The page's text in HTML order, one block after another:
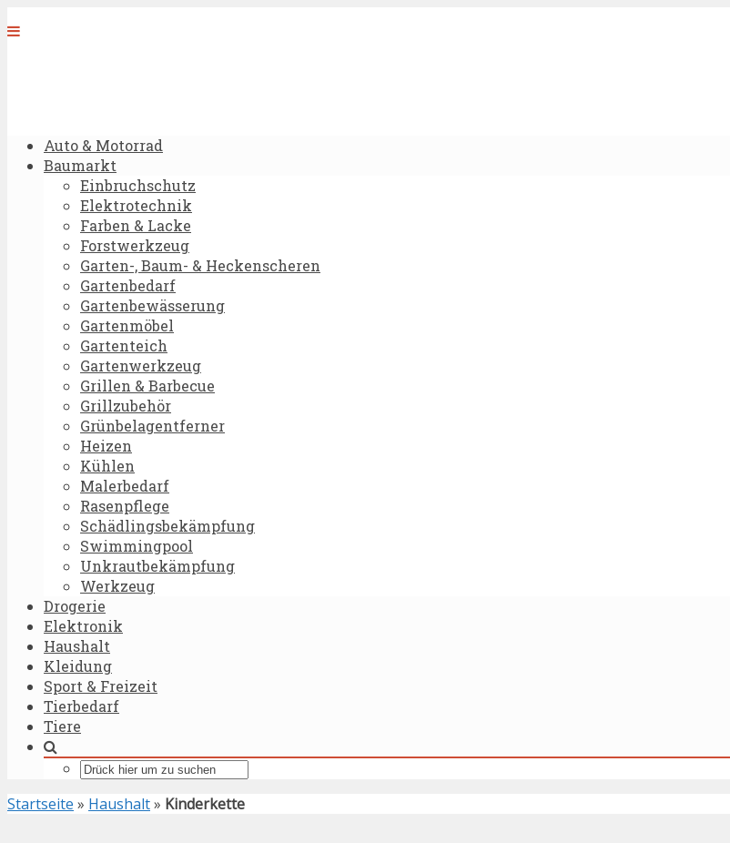
Auto & Motorrad
Baumarkt
Einbruchschutz
Elektrotechnik
Farben & Lacke
Forstwerkzeug
Garten-, Baum- & Heckenscheren
Gartenbedarf
Gartenbewässerung
Gartenmöbel
Gartenteich
Gartenwerkzeug
Grillen & Barbecue
Grillzubehör
Grünbelagentferner
Heizen
Kühlen
Malerbedarf
Rasenpflege
Schädlingsbekämpfung
Swimmingpool
Unkrautbekämpfung
Werkzeug
Drogerie
Elektronik
Haushalt
Kleidung
Sport & Freizeit
Tierbedarf
Tiere
Startseite » Haushalt» Kinderkette